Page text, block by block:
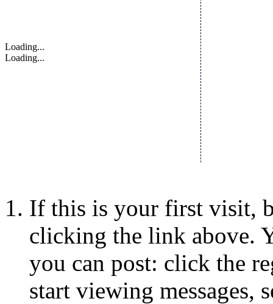
Loading...
Loading...
If this is your first visit,
clicking the link above.
you can post: click the
start viewing messages,